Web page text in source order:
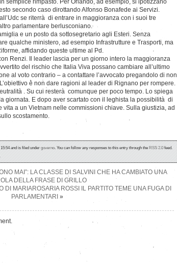
semplice rimpasto. Per Orlando, ad esempio, si ipotizzano
secondo caso dirottando Alfonso Bonafede ai Servizi.
se riterrà di entrare in maggioranza con i suoi tre
parlamentare berlusconiano.
e un posto da sottosegretario agli Esteri. Senza
qualche ministero, ad esempio Infrastrutture e Trasporti, ma
affidando queste ultime al Pd.
Renzi. Il leader lascia per un giorno intero la maggioranza
del rischio che Italia Viva possano cambiare all’ultimo
al voto contrario – a contattare l’avvocato pregandolo di non
è non dare ragioni al leader di Rignano per rompere.
. Su cui resterà comunque per poco tempo. Lo spiega
giornata. E dopo aver scartato con il leghista la possibilità di
a un Vietnam nelle commissioni chiave. Sulla giustizia, ad
scostamento.
and is filed undergoverno. You can follow any responses to this entry through theRSS 2.0feed.
MAI”: LA CLASSE DI SALVINI CHE HA CAMBIATO UNA
DELLA FRASE DI GRILLO
DI MARIAROSARIA ROSSI IL PARTITO TEME UNA FUGA DI
PARLAMENTARI »